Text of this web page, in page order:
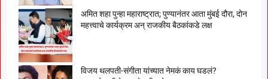
अमित शहा पुन्हा महाराष्ट्रात; पुण्यानंतर आता मुंबई दौरा, दोन
महत्त्वाचे कार्यक्रम अन् राजकीय बैठकांकडे लक्ष
विजय थलपती-संगीता यांच्यात नेमकं काय घडलं?